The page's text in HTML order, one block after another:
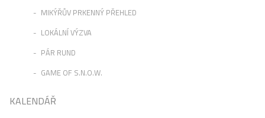
MIKÝŘŮV PRKENNÝ PŘEHLED
LOKÁLNÍ VÝZVA
PÁR RUND
GAME OF S.N.O.W.
KALENDÁŘ